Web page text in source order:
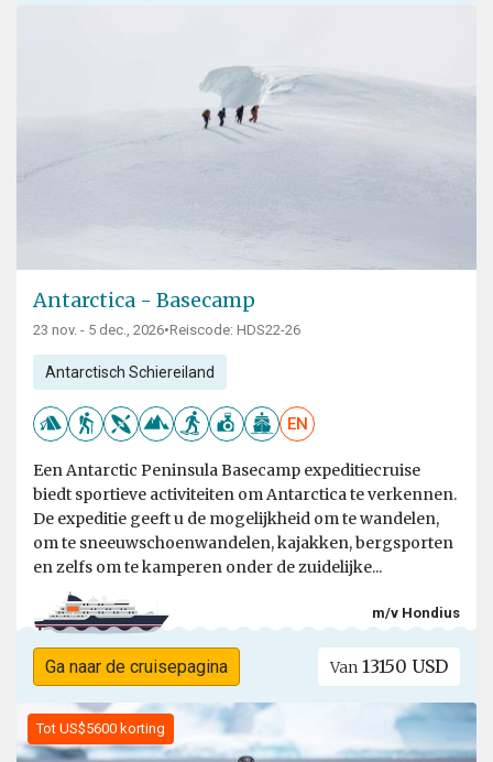
Antarctica - Basecamp
23 nov. - 5 dec., 2026•Reiscode: HDS22-26
Antarctisch Schiereiland
EN
Een Antarctic Peninsula Basecamp expeditiecruise
biedt sportieve activiteiten om Antarctica te verkennen.
De expeditie geeft u de mogelijkheid om te wandelen,
om te sneeuwschoenwandelen, kajakken, bergsporten
en zelfs om te kamperen onder de zuidelijke...
m/v Hondius
Ga naar de cruisepagina Van 13150 USD
Tot US$5600 korting